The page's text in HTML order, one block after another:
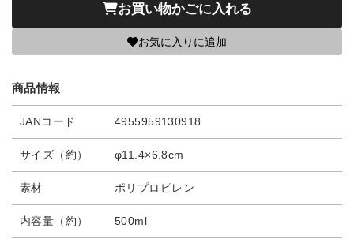
お買い物かごに入れる
お気に入りに追加
商品情報
JANコード 4955959130918
サイズ（約） φ11.4×6.8cm
素材 ポリプロピレン
内容量（約） 500ml